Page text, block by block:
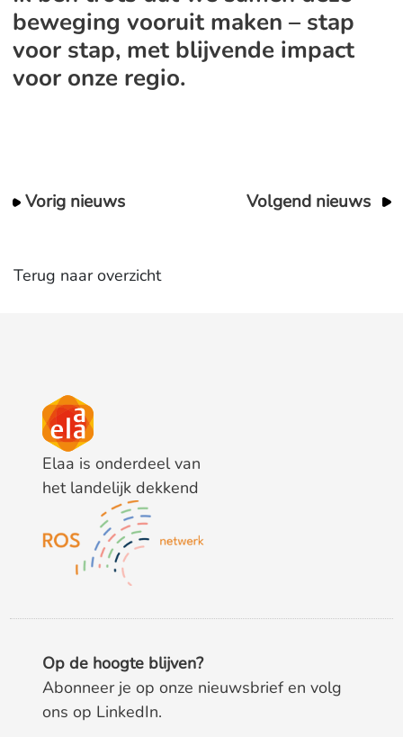
beweging vooruit maken – stap
voor stap, met blijvende impact
voor onze regio.
Vorig nieuws Volgend nieuws
Terug naar overzicht
Elaa is onderdeel van
het landelijk dekkend
Op de hoogte blijven?
Abonneer je op onze nieuwsbrief en volg
ons op LinkedIn.